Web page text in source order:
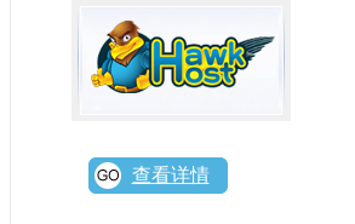
查看详情